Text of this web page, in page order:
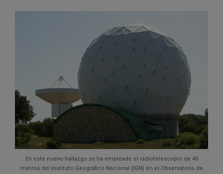
En este nuevo hallazgo se ha empleado el radiotelescopio de 40
metros del Instituto Geográfico Nacional (IGN) en el Observatorio de